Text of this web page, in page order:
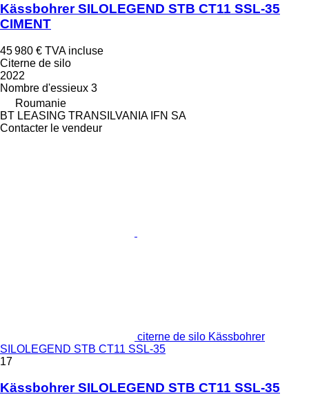
Kässbohrer SILOLEGEND STB CT11 SSL-35
CIMENT
45 980 € TVA incluse
Citerne de silo
2022
Nombre d'essieux 3
Roumanie
BT LEASING TRANSILVANIA IFN SA
Contacter le vendeur
citerne de silo Kässbohrer
SILOLEGEND STB CT11 SSL-35
17
Kässbohrer SILOLEGEND STB CT11 SSL-35